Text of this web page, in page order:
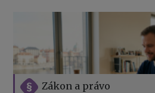
Zákon a právo